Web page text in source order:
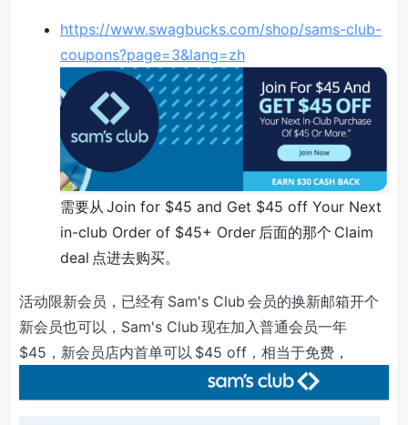
https://www.swagbucks.com/shop/sams-club-
coupons?page=3&lang=zh
需要从 Join for $45 and Get $45 off Your Next
in-club Order of $45+ Order 后面的那个 Claim
deal 点进去购买。
活动限新会员，已经有 Sam's Club 会员的换新邮箱开个
新会员也可以，Sam's Club 现在加入普通会员一年
$45，新会员店内首单可以 $45 off，相当于免费，